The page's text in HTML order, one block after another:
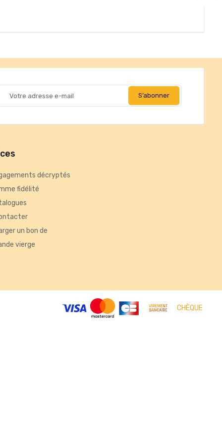
décryptés
fidélité
un bon de
vierge
CHÈQUE
ou encore la répartition géographique des visiteurs.
Personnalisez vos préférences pour contrôler la manière